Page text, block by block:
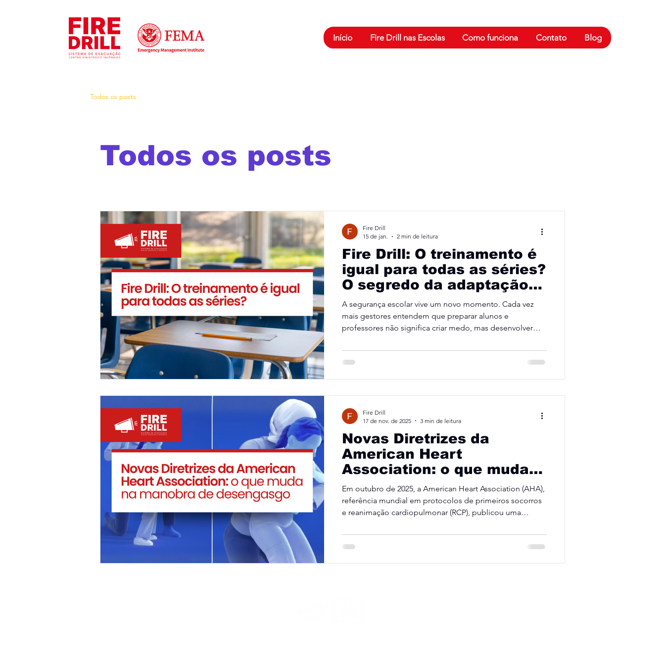
Início Fire Drill nas Escolas Como funciona Contato Blog
Todos os posts
Todos os posts
Fire Drill: O treinamento é
igual para todas as séries?
O segredo da adaptação
que protege sem assustar
A segurança escolar vive um novo momento. Cada vez
mais gestores entendem que preparar alunos e
professores não significa criar medo, mas desenvolver
transformar protocolos complexos em procedimentos
que qualquer idade consegue executar quando
Fire Drill
15 de jan.
2 min de leitura
Novas Diretrizes da
American Heart
Association: o que muda
na manobra de
desengasgo e como
preparar sua escola
Em outubro de 2025, a American Heart Association (AHA),
referência mundial em protocolos de primeiros socorros
e reanimação cardiopulmonar (RCP), publicou uma
atendimento a emergências.
Fire Drill
17 de nov. de 2025
3 min de leitura